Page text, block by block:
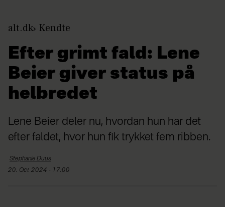
alt.dk Kendte
Efter grimt fald: Lene
Beier giver status på
helbredet
Lene Beier deler nu, hvordan hun har det
efter faldet, hvor hun fik trykket fem ribben.
Stephanie Duus
20. Oct 2024 - 17:00